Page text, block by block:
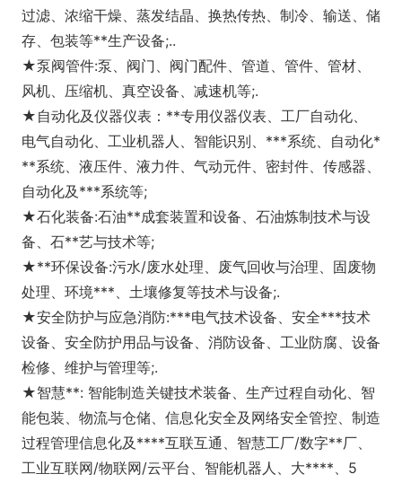
过滤、浓缩干燥、蒸发结晶、换热传热、制冷、输送、储
存、包装等**生产设备;..
★泵阀管件:泵、阀门、阀门配件、管道、管件、管材、
风机、压缩机、真空设备、减速机等;.
★自动化及仪器仪表：**专用仪器仪表、工厂自动化、
电气自动化、工业机器人、智能识别、***系统、自动化*
**系统、液压件、液力件、气动元件、密封件、传感器、
自动化及***系统等;
★石化装备:石油**成套装置和设备、石油炼制技术与设
备、石**艺与技术等;
★**环保设备:污水/废水处理、废气回收与治理、固废物
处理、环境***、土壤修复等技术与设备;.
★安全防护与应急消防:***电气技术设备、安全***技术
设备、安全防护用品与设备、消防设备、工业防腐、设备
检修、维护与管理等;.
★智慧**: 智能制造关键技术装备、生产过程自动化、智
能包装、物流与仓储、信息化安全及网络安全管控、制造
过程管理信息化及****互联互通、智慧工厂/数字**厂、
工业互联网/物联网/云平台、智能机器⼈、⼤****、5